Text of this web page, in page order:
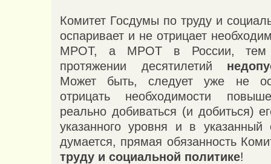
Комитет Госдумы по труду и
оспаривает и не отрицает
МРОТ, а МРОТ в России, тем
протяжении десятилетий
Может быть, следует уже не
отрицать необходимости
реально добиваться (и добиться)
указанного уровня и в указанный
думается, прямая обязанность
труду и социальной политике!